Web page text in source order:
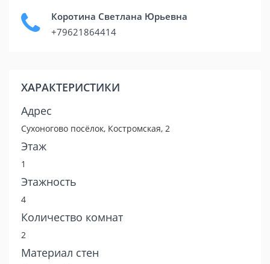
Коротина Светлана Юрьевна
+79621864414
ХАРАКТЕРИСТИКИ
Адрес
Сухоногово посёлок, Костромская, 2
Этаж
1
Этажность
4
Количество комнат
2
Материал стен